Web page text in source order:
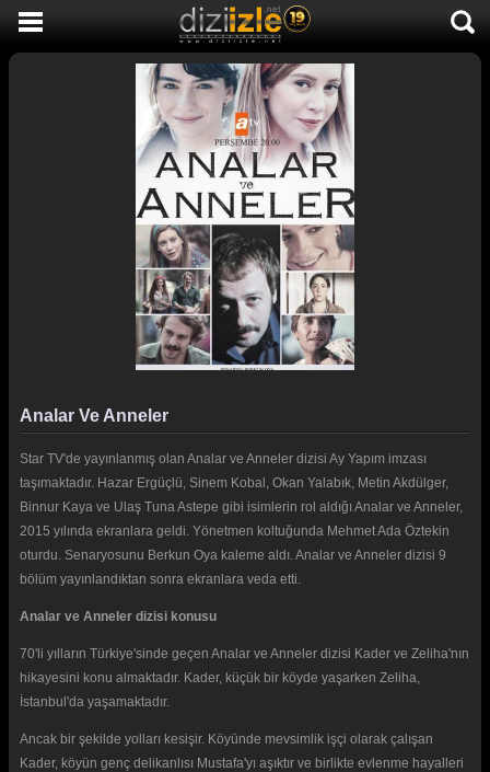
SON EKLENEN DİZİLER
GENÇLİK
DİZİ HABERLERİ
Analar Ve Anneler
Star TV'de yayınlanmış olan Analar ve Anneler dizisi Ay Yapım imzası
taşımaktadır. Hazar Ergüçlü, Sinem Kobal, Okan Yalabık, Metin Akdülger,
Binnur Kaya ve Ulaş Tuna Astepe gibi isimlerin rol aldığı Analar ve Anneler,
2015 yılında ekranlara geldi. Yönetmen koltuğunda Mehmet Ada Öztekin
oturdu. Senaryosunu Berkun Oya kaleme aldı. Analar ve Anneler dizisi 9
bölüm yayınlandıktan sonra ekranlara veda etti.
Analar ve Anneler dizisi konusu
70'li yılların Türkiye'sinde geçen Analar ve Anneler dizisi Kader ve Zeliha'nın
hikayesini konu almaktadır. Kader, küçük bir köyde yaşarken Zeliha,
İstanbul'da yaşamaktadır.
Ancak bir şekilde yolları kesişir. Köyünde mevsimlik işçi olarak çalışan
Kader, köyün genç delikanlısı Mustafa'yı aşıktır ve birlikte evlenme hayalleri